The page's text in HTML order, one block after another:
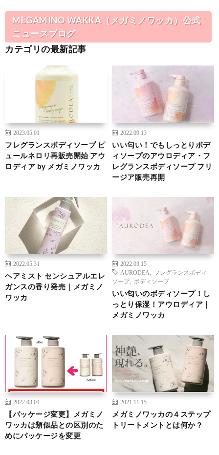
MEGAMINO WAKKA（メガミノワッカ）公式
ニュースブログ
カテゴリの最新記事
2023.05.01
フレグランスボディソープ ピ
ュールネロリ再販売開始 アウ
ロディア by メガミノワッカ
2022.09.13
いい匂い！でもしっとりボデ
ィソープのアウロディア・フ
レグランスボディソープ フリ
ージア販売再開
2022.05.31
ヘアミスト センシュアルエレ
ガンスの香り発売｜メガミノ
ワッカ
2022.03.15
AURODEA
フレグランスボディ
ソープ, ボディソープ
いい匂いのボディソープ！し
っとり保湿！アウロディア｜
メガミノワッカ
2022.03.04
【パッケージ変更】メガミノ
ワッカは類似品との区別のた
めにパッケージを変更
2021.11.15
メガミノワッカの４ステップ
トリートメントとは何か？